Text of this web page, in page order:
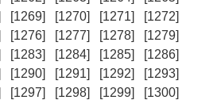
[1269] [1270] [1271]
[1272]
[1276] [1277] [1278]
[1279]
[1283] [1284] [1285]
[1286]
[1290] [1291] [1292]
[1293]
[1297] [1298] [1299]
[1300]